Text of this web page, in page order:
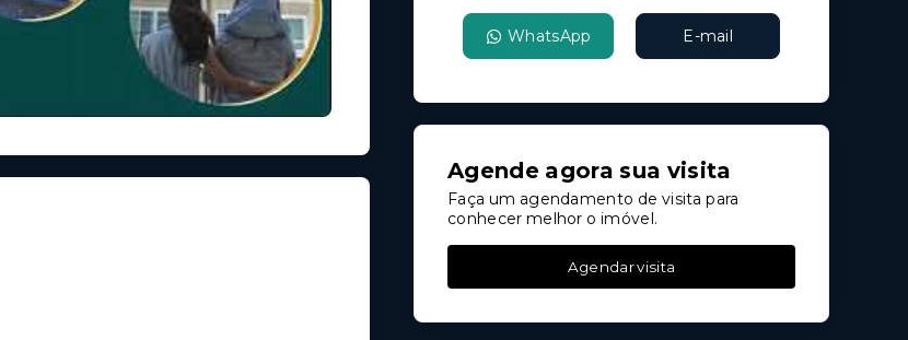
WhatsApp E-mail
Agende agora sua visita
Faça um agendamento de visita para
conhecer melhor o imóvel.
Agendar visita